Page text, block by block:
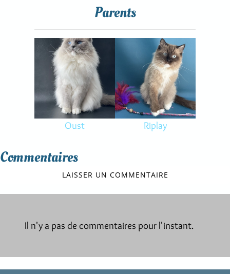
Parents
Oust Riplay
Commentaires
LAISSER UN COMMENTAIRE
Il n'y a pas de commentaires pour l'instant.